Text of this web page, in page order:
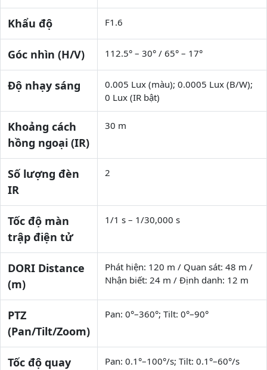
Khẩu độ F1.6
Góc nhìn (H/V) 112.5° – 30° / 65° – 17°
Độ nhạy sáng
0.005 Lux (màu); 0.0005 Lux (B/W);
0 Lux (IR bật)
Khoảng cách
hồng ngoại (IR)
30 m
Số lượng đèn
IR
2
Tốc độ màn
trập điện tử
1/1 s – 1/30,000 s
DORI Distance
(m)
Phát hiện: 120 m / Quan sát: 48 m /
Nhận biết: 24 m / Định danh: 12 m
PTZ
(Pan/Tilt/Zoom)
Pan: 0°–360°; Tilt: 0°–90°
Tốc độ quay Pan: 0.1°–100°/s; Tilt: 0.1°–60°/s